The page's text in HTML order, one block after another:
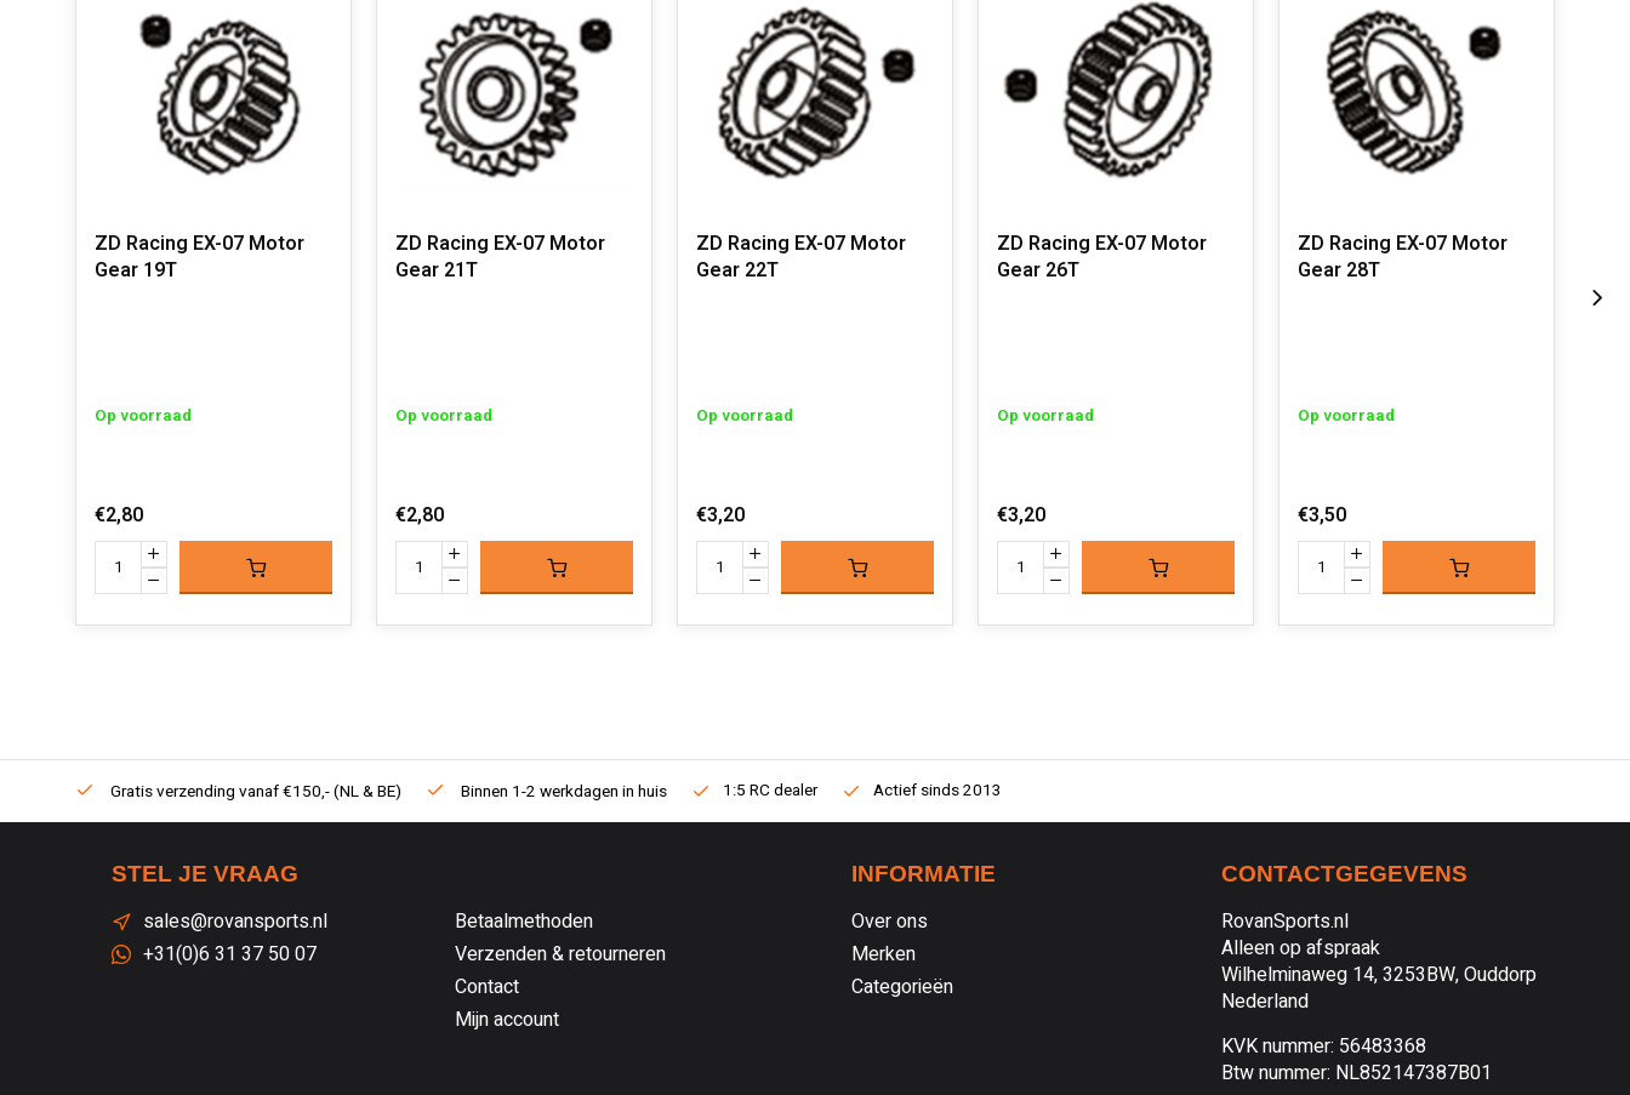
ZD Racing EX-07 Motor
Gear 19T
Op voorraad
€2,80
ZD Racing EX-07 Motor
Gear 21T
Op voorraad
€2,80
ZD Racing EX-07 Motor
Gear 22T
Op voorraad
€3,20
ZD Racing EX-07 Motor
Gear 26T
Op voorraad
€3,20
ZD Racing EX-07 Motor
Gear 28T
Op voorraad
€3,50
Gratis verzending vanaf €150,- (NL & BE) Binnen 1-2 werkdagen in huis 1:5 RC dealer Actief sinds 2013
STEL JE VRAAG
sales@rovansports.nl
+31(0)6 31 37 50 07
Betaalmethoden
Verzenden & retourneren
Contact
Mijn account
INFORMATIE
Over ons
Merken
Categorieën
CONTACTGEGEVENS
RovanSports.nl
Alleen op afspraak
Wilhelminaweg 14, 3253BW, Ouddorp
Nederland
KVK nummer: 56483368
Btw nummer: NL852147387B01